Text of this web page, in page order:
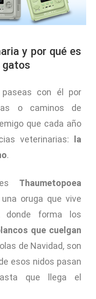
y por qué es
gatos
con él por
o caminos de
que cada año
veterinarias:
la
.
Thaumetopoea
oruga que vive
donde forma los
que cuelgan
de Navidad, son
esos nidos pasan
que llega el